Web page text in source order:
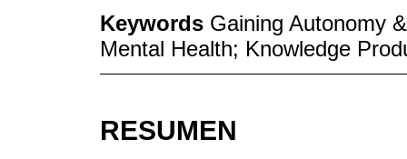
Keywords Gaining Autonomy
Mental Health; Knowledge
RESUMEN